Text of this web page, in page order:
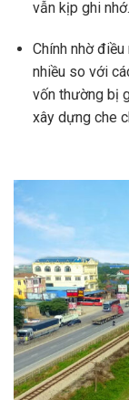
vẫn kịp ghi nhớ.
Chính nhờ
nhiều so với
vốn thường bị
xây dựng che